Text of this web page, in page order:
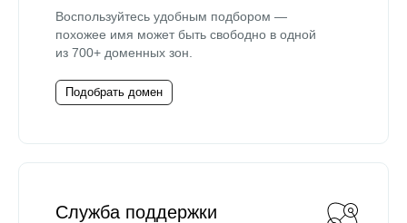
Воспользуйтесь удобным подбором —
похожее имя может быть свободно в одной
из 700+ доменных зон.
Подобрать домен
Служба поддержки